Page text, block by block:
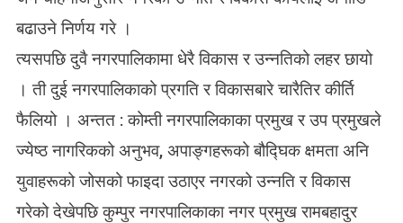
बढाउने निर्णय गरे ।
त्यसपछि दुवै नगरपालिकामा धेरै विकास र उन्नतिको लहर छायो
। ती दुई नगरपालिकाको प्रगति र विकासबारे चारैतिर कीर्ति
फैलियो । अन्तत : कोम्ती नगरपालिकाका प्रमुख र उप प्रमुखले
ज्येष्ठ नागरिकको अनुभव, अपाङ्गहरूको बौद्घिक क्षमता अनि
युवाहरूको जोसको फाइदा उठाएर नगरको उन्नति र विकास
गरेको देखेपछि कुम्पुर नगरपालिकाका नगर प्रमुख रामबहादुर